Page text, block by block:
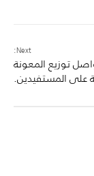
Next:
توزيع المعونة
على المستفيدين.